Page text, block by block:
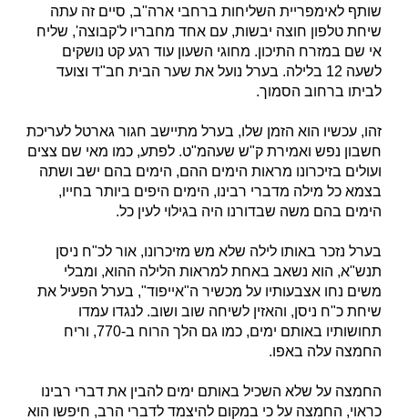
שותף לאימפריית השליחות ברחבי ארה"ב, סיים זה עתה
שיחת טלפון חוצה יבשות, עם אחד מחבריו ל'קבוצה', שליח
אי שם במזרח התיכון. מחוגי השעון עוד רגע קט נושקים
לשעה 12 בלילה. בערל נועל את שער הבית חב"ד וצועד
לביתו ברחוב הסמוך.
זהו, עכשיו הוא הזמן שלו, בערל מתיישב חגור גארטל לעריכת
חשבון נפש ואמירת ק"ש שעהמ"ט. לפתע, כמו מאי שם צצים
ועולים בזיכרונו מראות הימים ההם, הימים בהם ישב ושתה
בצמא כל מילה מדברי רבינו, הימים היפים ביותר בחייו,
הימים בהם משה שבדורנו היה בגילוי לעין כל.
בערל נזכר באותו לילה שלא מש מזיכרונו, אור לכ"ח ניסן
תנש"א, הוא נשאב באחת למראות הלילה ההוא, ומבלי
משים נחו אצבעותיו על מכשיר ה"אייפוד", בערל הפעיל את
שיחת כ"ח ניסן, והאזין לשיחה שוב ושוב. לנגדו עמדו
תחושותיו באותם ימים, כמו גם הלך הרוח ב-770, וריח
החמצה עלה באפו.
החמצה על שלא השכיל באותם ימים להבין את דברי רבינו
כראוי, החמצה על כי במקום להיצמד לדברי הרב, חיפשו הוא